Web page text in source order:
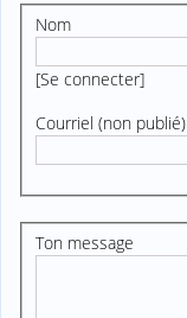
Nom
[Se connecter]
Courriel (non publié)
Ton message